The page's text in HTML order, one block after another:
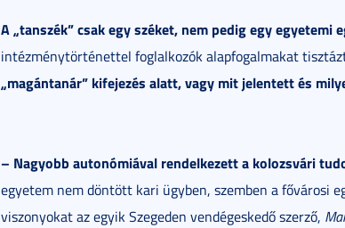
A „tanszék” csak egy széket, nem pedig egy egyetemi
intézménytörténettel foglalkozók alapfogalmakat
„magántanár” kifejezés alatt, vagy mit jelentett és
– Nagyobb autonómiával rendelkezett a kolozsvári
egyetem nem döntött kari ügyben, szemben a fővárosi
viszonyokat az egyik Szegeden vendégeskedő szerző,